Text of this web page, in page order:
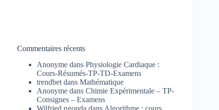
Commentaires récents
Anonyme dans Physiologie Cardiaque :
Cours-Résumés-TP-TD-Examens
trendbet dans Mathématique
Anonyme dans Chimie Expérimentale – TP-
Consignes – Examens
Wilfried ngonda dans Algorithme : cours,